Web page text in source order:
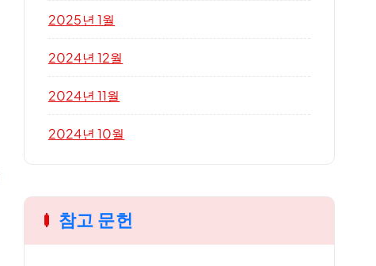
2025년 1월
2024년 12월
2024년 11월
2024년 10월
참고 문헌